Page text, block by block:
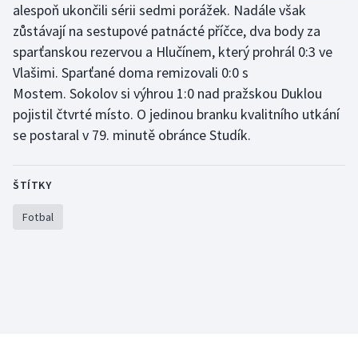
Plavání
Plážový volejbal
Ragby
Rychlobruslení
Rychlostní kanoistika
Short track
alespoň ukončili sérii sedmi porážek. Nadále však
zůstávají na sestupové patnácté příčce, dva body za
sparťanskou rezervou a Hlučínem, který prohrál 0:3 ve
Vlašimi. Sparťané doma remizovali 0:0 s
Mostem. Sokolov si výhrou 1:0 nad pražskou Duklou
pojistil čtvrté místo. O jedinou branku kvalitního utkání
se postaral v 79. minutě obránce Studík.
ŠTÍTKY
Fotbal